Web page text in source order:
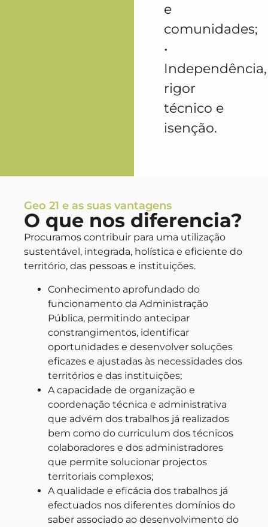
e
comunidades;
•
Independência,
rigor
técnico e
isenção.
Geo 21 e as suas vantagens
O que nos diferencia?
Procuramos contribuir para uma utilização
sustentável, integrada, holística e eficiente do
território, das pessoas e instituições.
Conhecimento aprofundado do
funcionamento da Administração
Pública, permitindo antecipar
constrangimentos, identificar
oportunidades e desenvolver soluções
eficazes e ajustadas às necessidades dos
territórios e das instituições;
A capacidade de organização e
coordenação técnica e administrativa
que advém dos trabalhos já realizados
bem como do curriculum dos técnicos
colaboradores e dos administradores
que permite solucionar projectos
territoriais complexos;
A qualidade e eficácia dos trabalhos já
efectuados nos diferentes domínios do
saber associado ao desenvolvimento do